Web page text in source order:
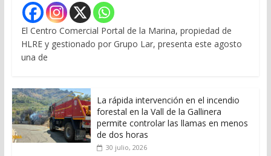
El Centro Comercial Portal de la Marina, propiedad de
HLRE y gestionado por Grupo Lar, presenta este agosto
una de
La rápida intervención en el incendio
forestal en la Vall de la Gallinera
permite controlar las llamas en menos
de dos horas
30 julio, 2026